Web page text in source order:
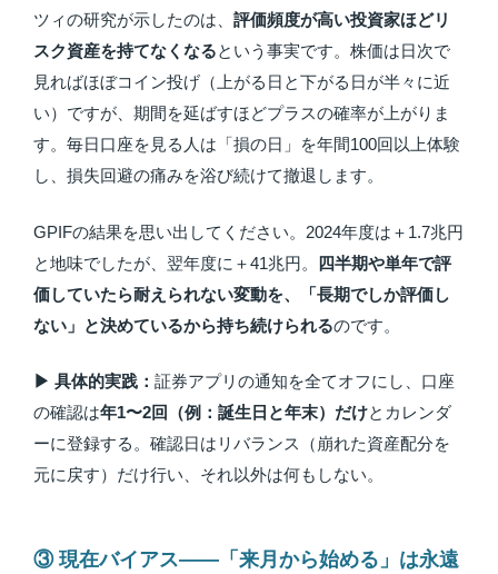
ツィの研究が示したのは、 評価頻度が高い投資家ほどリ
スク資産を持てなくなるという事実です。株価は日次で
見ればほぼコイン投げ（上がる日と下がる日が半々に近
い）ですが、期間を延ばすほどプラスの確率が上がりま
す。毎日口座を見る人は「損の日」を年間100回以上体験
し、損失回避の痛みを浴び続けて撤退します。
GPIFの結果を思い出してください。2024年度は＋1.7兆円
と地味でしたが、翌年度に＋41兆円。
四半期や単年で評
価していたら耐えられない変動を、「長期でしか評価し
ない」と決めているから持ち続けられるのです。
▶ 具体的実践： 証券アプリの通知を全てオフにし、口座
の確認は年1〜2回（例：誕生日と年末）だけとカレンダ
ーに登録する。確認日はリバランス（崩れた資産配分を
元に戻す）だけ行い、それ以外は何もしない。
③ 現在バイアス——「来月から始める」は永遠